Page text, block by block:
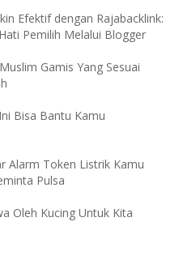
Efektif dengan Rajabacklink:
Pemilih Melalui Blogger
Gamis Yang Sesuai
Bisa Bantu Kamu
Alarm Token Listrik Kamu
Pulsa
Oleh Kucing Untuk Kita